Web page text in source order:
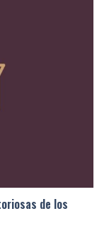
de los